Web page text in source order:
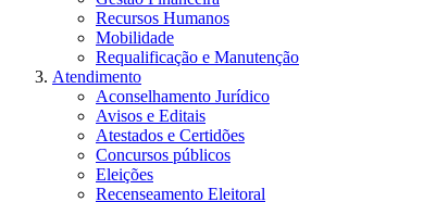
Recursos Humanos
Mobilidade
Requalificação e Manutenção
Atendimento
Aconselhamento Jurídico
Avisos e Editais
Atestados e Certidões
Concursos públicos
Eleições
Recenseamento Eleitoral